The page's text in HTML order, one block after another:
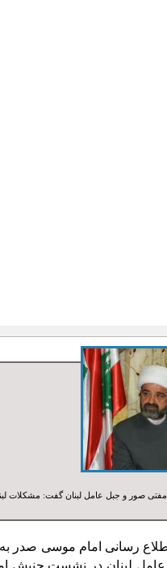
مفتی صور و جبل عامل لبنان گفت: مشکلات
رسانی امام موسی صدر
لبنان در نشست جنبش